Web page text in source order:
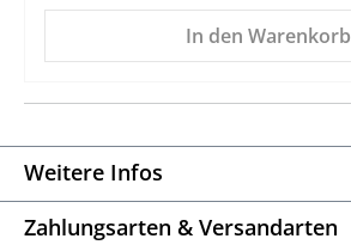
In den Warenkorb
Weitere Infos
Zahlungsarten & Versandarten